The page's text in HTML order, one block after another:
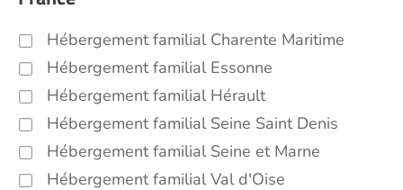
Hébergement familial Charente Maritime
Hébergement familial Essonne
Hébergement familial Hérault
Hébergement familial Seine Saint Denis
Hébergement familial Seine et Marne
Hébergement familial Val d'Oise